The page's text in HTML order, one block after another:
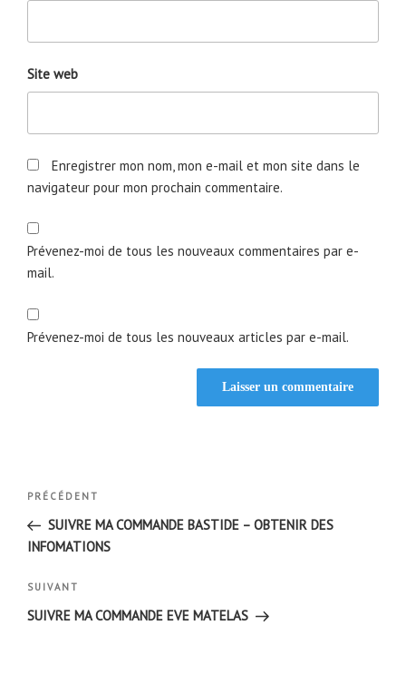
Site web
Enregistrer mon nom, mon e-mail et mon site dans le
navigateur pour mon prochain commentaire.
Prévenez-moi de tous les nouveaux commentaires par e-
mail.
Prévenez-moi de tous les nouveaux articles par e-mail.
Navigation
l’article
Article
précédent
PRÉCÉDENT
SUIVRE MA COMMANDE BASTIDE – OBTENIR DES
INFOMATIONS
Article
suivant
SUIVANT
SUIVRE MA COMMANDE EVE MATELAS